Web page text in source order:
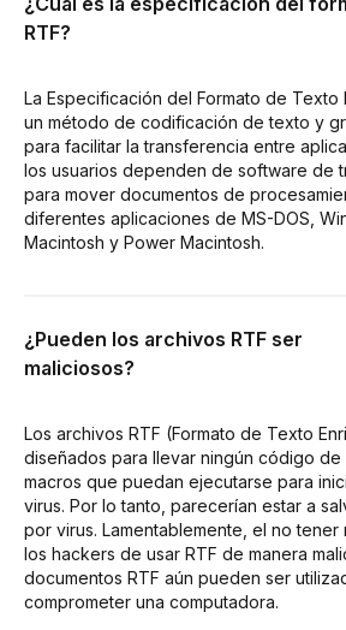
RTF?
La Especificación del Formato de Texto
un método de codificación de texto y
para facilitar la transferencia entre
los usuarios dependen de software de
para mover documentos de
diferentes aplicaciones de MS-DOS,
Macintosh y Power Macintosh.
¿Pueden los archivos RTF ser
maliciosos?
Los archivos RTF (Formato de Texto
diseñados para llevar ningún código
macros que puedan ejecutarse para
virus. Por lo tanto, parecerían estar a
por virus. Lamentablemente, el no
los hackers de usar RTF de manera
documentos RTF aún pueden ser
comprometer una computadora.